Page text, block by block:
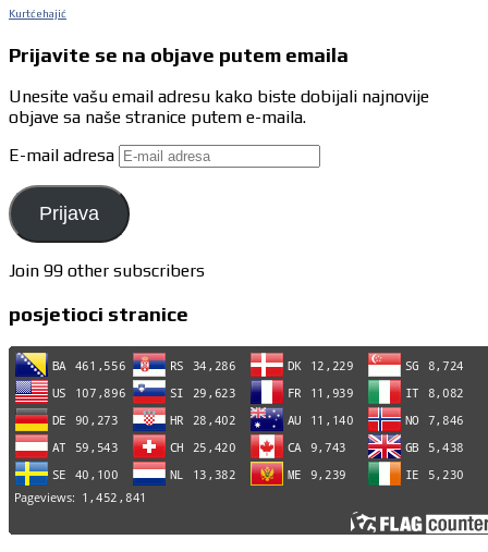
Kurtćehajić
Prijavite se na objave putem emaila
Unesite vašu email adresu kako biste dobijali najnovije
objave sa naše stranice putem e-maila.
E-mail adresa
Prijava
Join 99 other subscribers
posjetioci stranice